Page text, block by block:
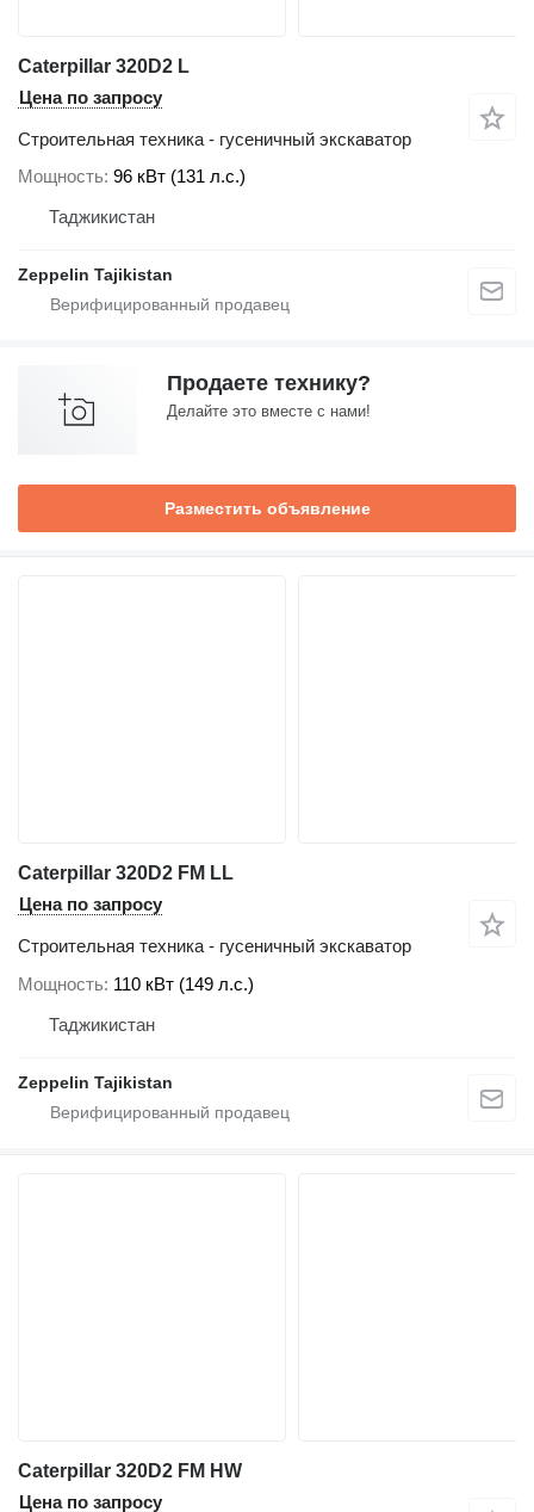
Caterpillar 320D2 L
Цена по запросу
Строительная техника - гусеничный экскаватор
Мощность 96 кВт (131 л.с.)
Таджикистан
Zeppelin Tajikistan
Продаете технику?
Делайте это вместе с нами!
Разместить объявление
Caterpillar 320D2 FM LL
Цена по запросу
Строительная техника - гусеничный экскаватор
Мощность 110 кВт (149 л.с.)
Таджикистан
Zeppelin Tajikistan
Caterpillar 320D2 FM HW
Цена по запросу